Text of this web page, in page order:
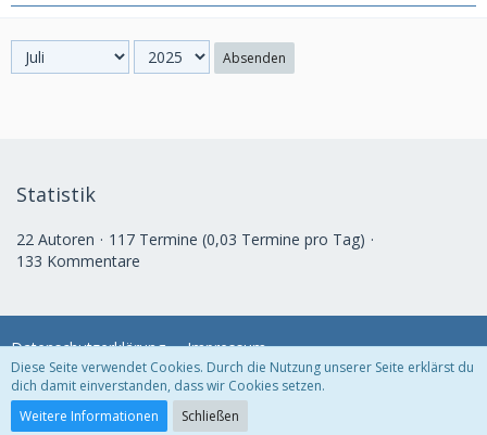
Absenden
Statistik
22 Autoren
117 Termine (0,03 Termine pro Tag)
133 Kommentare
Datenschutzerklärung Impressum
Community-Software:
Diese Seite verwendet Cookies. Durch die Nutzung unserer Seite erklärst du
dich damit einverstanden, dass wir Cookies setzen.
Weitere Informationen
Schließen